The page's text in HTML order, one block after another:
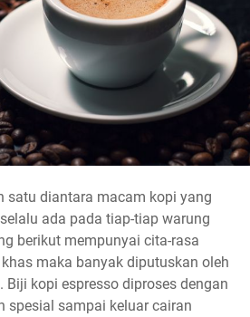
satu diantara macam kopi yang
ada pada tiap-tiap warung
berikut mempunyai cita-rasa
maka banyak diputuskan oleh
Biji kopi espresso diproses dengan
spesial sampai keluar cairan